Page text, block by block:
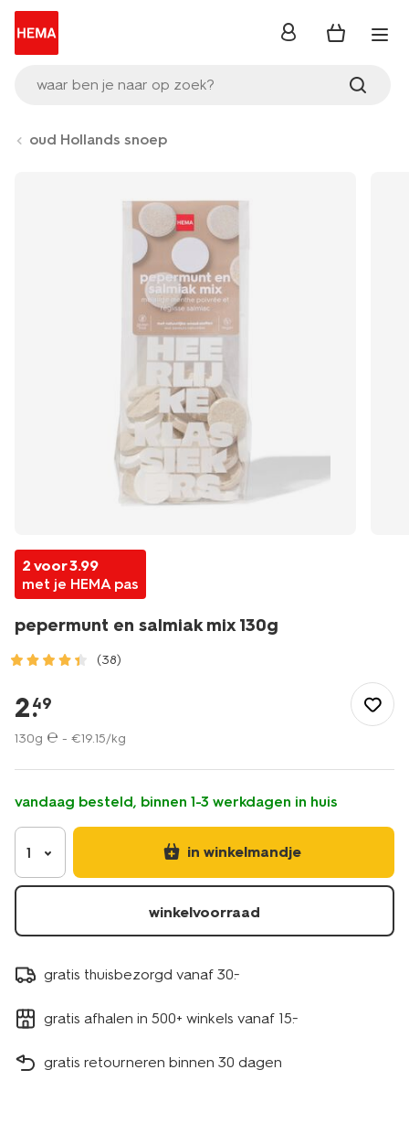
waar ben je naar op zoek?
inloggen
oud Hollands snoep
2 voor 3.99
met je HEMA pas
pepermunt en salmiak mix 130g
(38)
drinken/snoep/oud-
hollands/pepermunt-
en-
mix-
10200122.html
2.
49
130g ℮ - €19.15/kg
vandaag besteld, binnen 1-3 werkdagen in huis
1 in winkelmandje
winkelvoorraad
gratis thuisbezorgd vanaf 30.-
gratis afhalen in 500+ winkels vanaf 15.-
gratis retourneren binnen 30 dagen